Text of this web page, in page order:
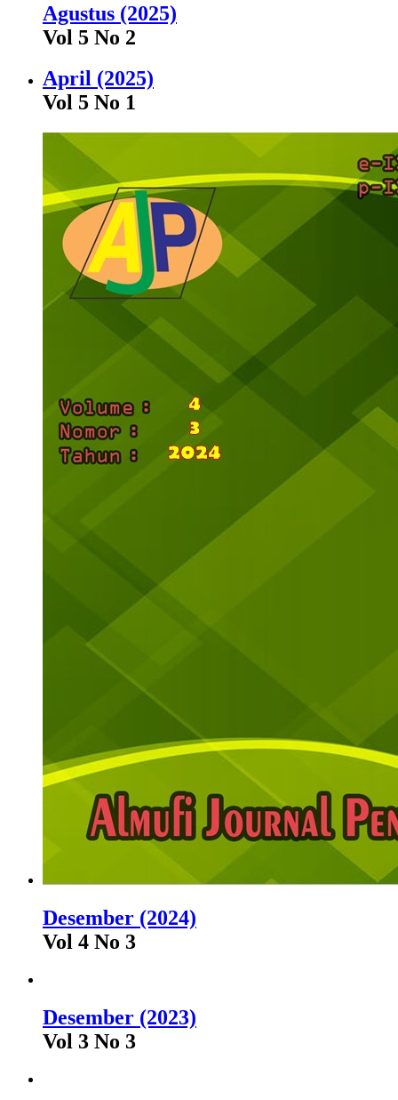
Agustus (2025)
Vol 5 No 2
April (2025)
Vol 5 No 1
Desember (2024)
Vol 4 No 3
Desember (2023)
Vol 3 No 3